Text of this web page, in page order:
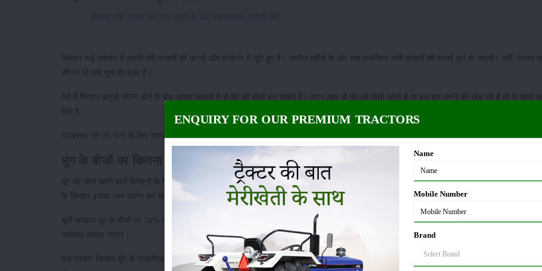
किसान भाई योजना का लाभ उठाने के लिए इस प्रकार आवेदन करें
किसान भाई वर्तमान में अपनी रबी फसलों की कटाई और प्रबंधन में जुटे हुए है। अप्रैल महीने के अंत तक तकरीबन सभी फसलों की कटाई पूर्ण हो जाएगी। वहीं, जायद
सीजन भी अब शुरू हो चुका है।
ऐसे में किसान कटाई संपन्न होने के बाद जायद फसलों में से मूंग की खेती कर सकते हैं। अगर आप भी मूंग की खेती करते हैं या इस बार करने की सोच रहे हैं तो ये खबर
लिए है।
दरअसल, मूंग की खेती के लिए राज्य सरकार 50% प्रतिशत तक अनुदान दे रही है। आप भी इस अनुदान का फायदा उठाकर शानदार मुनाफा अर्जित कर सकते हैं।
मूंग की खेती करने वाले किसानों के लिए अच्छी खबर यह है, कि योगी सरकार की तरफ से इसकी खेती को बढ़ावा देने के लिए सब्सिड़ी प्रदान की जा रही है। अब ऐसे में
के किसान इसका लाभ प्राप्त कर सकते हैं।
यूपी सरकार मूंग के बीजों पर 50% प्रतिशत सब्सिडी प्रदान कर रही है। अब जैसे मान लीजिए मूंग के एक किलो बीज का मूल्य 80 रुपए है, तो किसान को 40 रुपए में
उपलब्ध कराया जाएगा।
इस प्रकार किसान मूंग के प्रमाणिक उन्नत बीज आधी कीमत पर भी हांसिल कर सकते हैं। उत्तर प्रदेश के किसानों को अनुदान पर मूंग के बीज पाने के लिए ऑनलाइन
ENQUIRY FOR OUR PREMIUM TRACTORS
Name
Mobile Number
Brand